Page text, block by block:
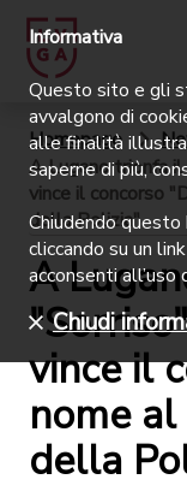
Homepage
A Lugano trionfa il
vince il concorso
della Polizia"
A
vince il
nome
della
Informativa
Questo sito e gli
avvalgono di
alle finalità
saperne di più,
Chiudendo questo
cliccando su un
acconsenti all’uso
Chiudi